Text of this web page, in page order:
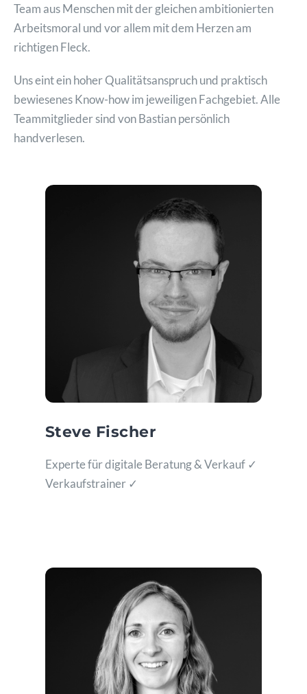
Team aus Menschen mit der gleichen ambitionierten
Arbeitsmoral und vor allem mit dem Herzen am
richtigen Fleck.
Uns eint ein hoher Qualitätsanspruch und praktisch
bewiesenes Know-how im jeweiligen Fachgebiet. Alle
Teammitglieder sind von Bastian persönlich
handverlesen.
Steve Fischer
Experte für digitale Beratung & Verkauf ✓
Verkaufstrainer ✓